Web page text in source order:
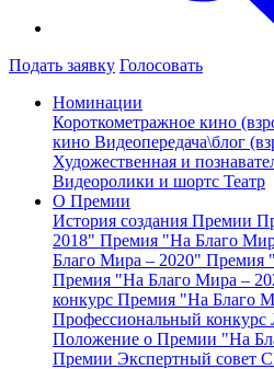
Подать заявку Голосовать
Номинации
Короткометражное кино
кино Видеопередача\блог
Художественная и
Видеоролики и шортс Театр
О Премии
История создания Премии
2018" Премия "На Благо
Благо Мира – 2020" Премия
Премия "На Благо Мира –
конкурс Премия "На Благо
Профессиональный конкурс
Положение о Премии "На
Премии Экспертный совет